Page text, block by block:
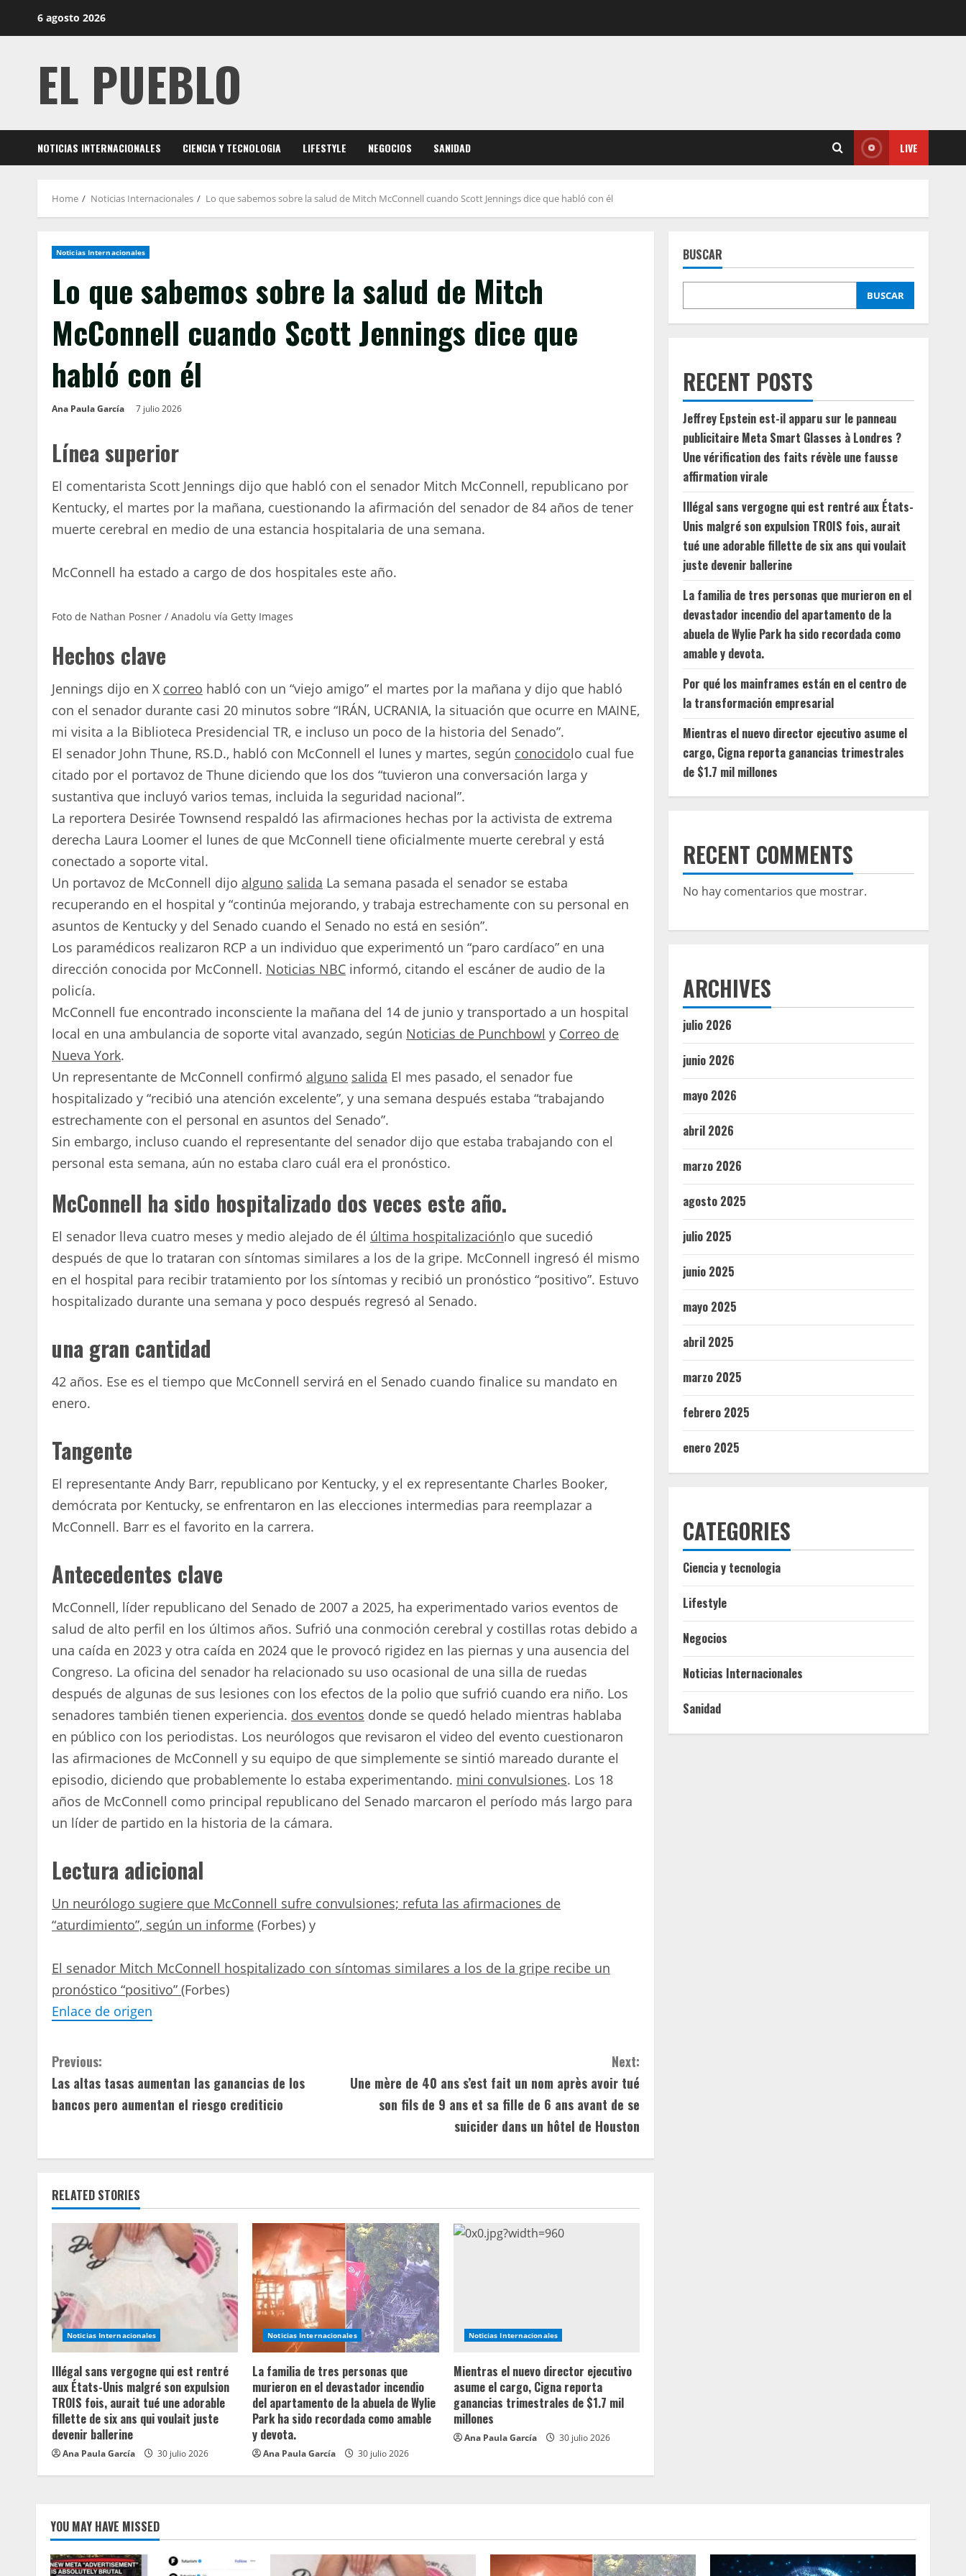
6 agosto 2026
EL PUEBLO
NOTICIAS INTERNACIONALES CIENCIA Y TECNOLOGIA LIFESTYLE NEGOCIOS SANIDAD LIVE
Home Noticias Internacionales Lo que sabemos sobre la salud de Mitch McConnell cuando Scott Jennings dice que habló con él
Noticias Internacionales
Lo que sabemos sobre la salud de Mitch
McConnell cuando Scott Jennings dice que
habló con él
Ana Paula García 7 julio 2026
Línea superior
El comentarista Scott Jennings dijo que habló con el senador Mitch McConnell, republicano por
Kentucky, el martes por la mañana, cuestionando la afirmación del senador de 84 años de tener
muerte cerebral en medio de una estancia hospitalaria de una semana.
McConnell ha estado a cargo de dos hospitales este año.
Foto de Nathan Posner / Anadolu vía Getty Images
Hechos clave
Jennings dijo en X correo habló con un “viejo amigo” el martes por la mañana y dijo que habló
con el senador durante casi 20 minutos sobre “IRÁN, UCRANIA, la situación que ocurre en MAINE,
mi visita a la Biblioteca Presidencial TR, e incluso un poco de la historia del Senado”.
El senador John Thune, RS.D., habló con McConnell el lunes y martes, según conocidolo cual fue
citado por el portavoz de Thune diciendo que los dos “tuvieron una conversación larga y
sustantiva que incluyó varios temas, incluida la seguridad nacional”.
La reportera Desirée Townsend respaldó las afirmaciones hechas por la activista de extrema
derecha Laura Loomer el lunes de que McConnell tiene oficialmente muerte cerebral y está
conectado a soporte vital.
Un portavoz de McConnell dijo alguno salida La semana pasada el senador se estaba
recuperando en el hospital y “continúa mejorando, y trabaja estrechamente con su personal en
asuntos de Kentucky y del Senado cuando el Senado no está en sesión”.
Los paramédicos realizaron RCP a un individuo que experimentó un “paro cardíaco” en una
dirección conocida por McConnell. Noticias NBC informó, citando el escáner de audio de la
policía.
McConnell fue encontrado inconsciente la mañana del 14 de junio y transportado a un hospital
local en una ambulancia de soporte vital avanzado, según Noticias de Punchbowl y Correo de
Nueva York.
Un representante de McConnell confirmó alguno salida El mes pasado, el senador fue
hospitalizado y “recibió una atención excelente”, y una semana después estaba “trabajando
estrechamente con el personal en asuntos del Senado”.
Sin embargo, incluso cuando el representante del senador dijo que estaba trabajando con el
personal esta semana, aún no estaba claro cuál era el pronóstico.
McConnell ha sido hospitalizado dos veces este año.
El senador lleva cuatro meses y medio alejado de él última hospitalizaciónlo que sucedió
después de que lo trataran con síntomas similares a los de la gripe. McConnell ingresó él mismo
en el hospital para recibir tratamiento por los síntomas y recibió un pronóstico “positivo”. Estuvo
hospitalizado durante una semana y poco después regresó al Senado.
una gran cantidad
42 años. Ese es el tiempo que McConnell servirá en el Senado cuando finalice su mandato en
enero.
Tangente
El representante Andy Barr, republicano por Kentucky, y el ex representante Charles Booker,
demócrata por Kentucky, se enfrentaron en las elecciones intermedias para reemplazar a
McConnell. Barr es el favorito en la carrera.
Antecedentes clave
McConnell, líder republicano del Senado de 2007 a 2025, ha experimentado varios eventos de
salud de alto perfil en los últimos años. Sufrió una conmoción cerebral y costillas rotas debido a
una caída en 2023 y otra caída en 2024 que le provocó rigidez en las piernas y una ausencia del
Congreso. La oficina del senador ha relacionado su uso ocasional de una silla de ruedas
después de algunas de sus lesiones con los efectos de la polio que sufrió cuando era niño. Los
senadores también tienen experiencia. dos eventos donde se quedó helado mientras hablaba
en público con los periodistas. Los neurólogos que revisaron el video del evento cuestionaron
las afirmaciones de McConnell y su equipo de que simplemente se sintió mareado durante el
episodio, diciendo que probablemente lo estaba experimentando. mini convulsiones. Los 18
años de McConnell como principal republicano del Senado marcaron el período más largo para
un líder de partido en la historia de la cámara.
Lectura adicional
Un neurólogo sugiere que McConnell sufre convulsiones; refuta las afirmaciones de
“aturdimiento”, según un informe (Forbes) y
El senador Mitch McConnell hospitalizado con síntomas similares a los de la gripe recibe un
pronóstico “positivo” (Forbes)
Enlace de origen
C
o
t
i
n
u
R
e
a
d
i
n
Previous:
Las altas tasas aumentan las ganancias de los
bancos pero aumentan el riesgo crediticio
Next:
Une mère de 40 ans s’est fait un nom après avoir tué
son fils de 9 ans et sa fille de 6 ans avant de se
suicider dans un hôtel de Houston
RELATED STORIES
Noticias Internacionales
Illégal sans vergogne qui est rentré
aux États-Unis malgré son expulsion
TROIS fois, aurait tué une adorable
fillette de six ans qui voulait juste
devenir ballerine
Ana Paula García 30 julio 2026
Noticias Internacionales
La familia de tres personas que
murieron en el devastador incendio
del apartamento de la abuela de Wylie
Park ha sido recordada como amable
y devota.
Ana Paula García 30 julio 2026
Noticias Internacionales
Mientras el nuevo director ejecutivo
asume el cargo, Cigna reporta
ganancias trimestrales de $1.7 mil
millones
Ana Paula García 30 julio 2026
BUSCAR
BUSCAR
RECENT POSTS
Jeffrey Epstein est-il apparu sur le panneau
publicitaire Meta Smart Glasses à Londres ?
Une vérification des faits révèle une fausse
affirmation virale
Illégal sans vergogne qui est rentré aux États-
Unis malgré son expulsion TROIS fois, aurait
tué une adorable fillette de six ans qui voulait
juste devenir ballerine
La familia de tres personas que murieron en el
devastador incendio del apartamento de la
abuela de Wylie Park ha sido recordada como
amable y devota.
Por qué los mainframes están en el centro de
la transformación empresarial
Mientras el nuevo director ejecutivo asume el
cargo, Cigna reporta ganancias trimestrales
de $1.7 mil millones
RECENT COMMENTS
No hay comentarios que mostrar.
ARCHIVES
julio 2026
junio 2026
mayo 2026
abril 2026
marzo 2026
agosto 2025
julio 2025
junio 2025
mayo 2025
abril 2025
marzo 2025
febrero 2025
enero 2025
CATEGORIES
Ciencia y tecnologia
Lifestyle
Negocios
Noticias Internacionales
Sanidad
YOU MAY HAVE MISSED